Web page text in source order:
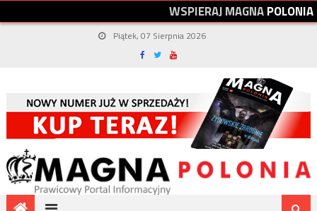
WSPIERAJMAGNAPOLONIA
Piątek, 07 Sierpnia 2026